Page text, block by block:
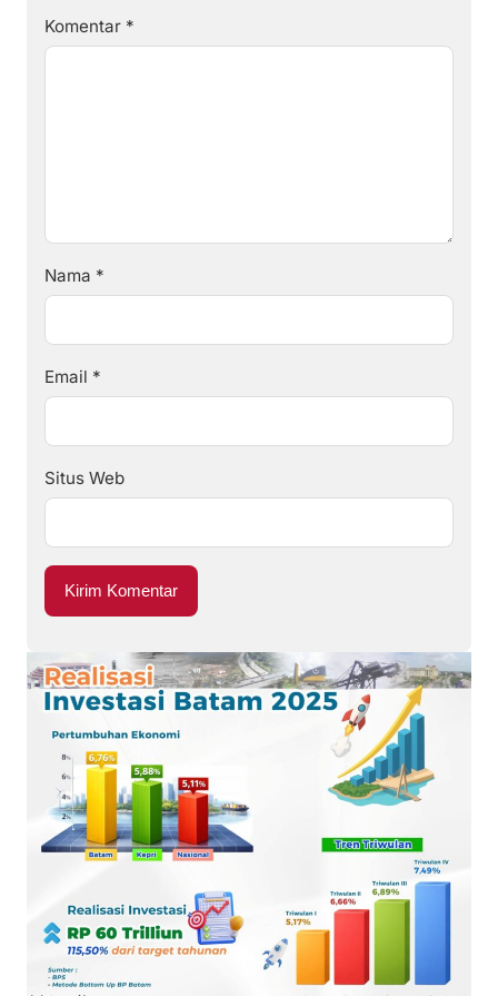
Komentar *
Nama *
Email *
Situs Web